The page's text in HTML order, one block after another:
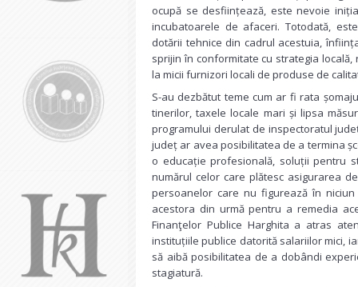
ocupă se desființează, este nevoie
incubatoarele de afaceri. Totodată,
dotării tehnice din cadrul acestuia,
sprijin în conformitate cu strategia
la micii furnizori locali de produse de
S-au dezbătut teme cum ar fi rata
tinerilor, taxele locale mari și lipsa
programului derulat de inspectoratul
județ ar avea posibilitatea de a termina
o educație profesională, soluții pentru
numărul celor care plătesc asigurarea
persoanelor care nu figurează în
acestora din urmă pentru a remedia
Finanţelor Publice Harghita a atras
instituțiile publice datorită salariilor mici,
să aibă posibilitatea de a dobândi
stagiatură.